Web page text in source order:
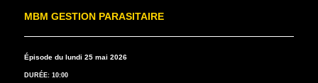
MBM GESTION PARASITAIRE
Épisode du lundi 25 mai 2026
DURÉE: 10:00